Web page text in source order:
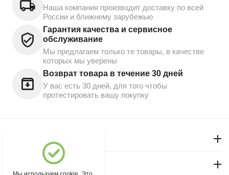
Наша компания производит доставку по всей
России и ближнему зарубежью
Гарантия качества и сервисное
обслуживание
Мы предлагаем только те товары, в качестве
которых мы уверены
Возврат товара в течение 30 дней
У вас есть 30 дней, для того чтобы
протестировать вашу покупку
Магазин "Северный"